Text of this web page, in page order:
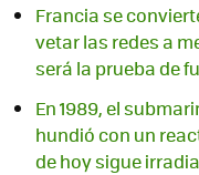
Francia se
vetar las redes a
será la prueba de
En 1989, el
hundió con un
de hoy sigue